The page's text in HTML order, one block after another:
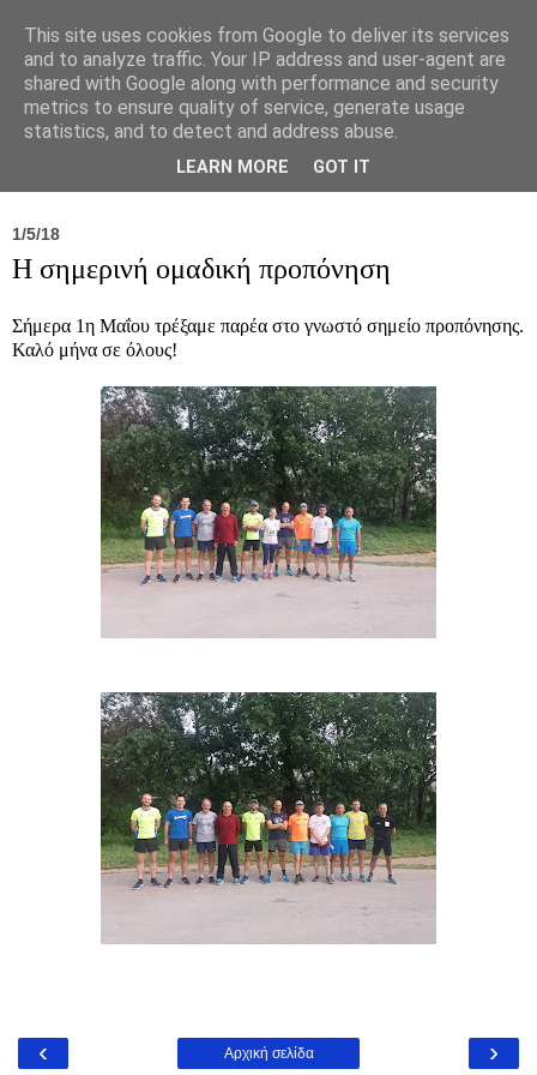
Σύλλογος Ιπποκράτειος
1/5/18
Η σημερινή ομαδική προπόνηση
Σήμερα 1η Μαΐου τρέξαμε παρέα στο γνωστό σημείο προπόνησης.
Καλό μήνα σε όλους!
‹ ›
Αρχική σελίδα
This site uses cookies from Google to deliver its services
and to analyze traffic. Your IP address and user-agent are
shared with Google along with performance and security
metrics to ensure quality of service, generate usage
statistics, and to detect and address abuse.
LEARN MORE GOT IT